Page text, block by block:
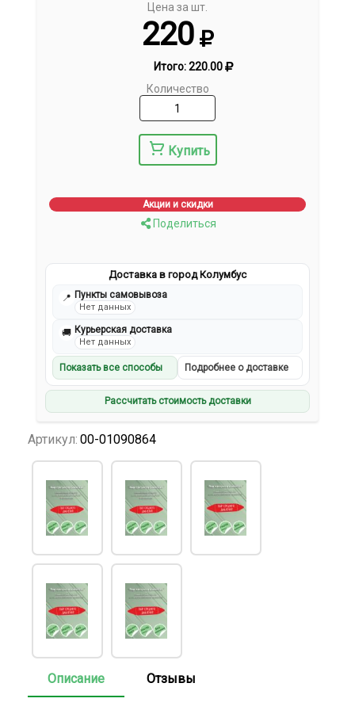
Цена за шт.
220
Итого:220.00
Количество
Купить
Акции и скидки
Поделиться
Доставка в город Колумбус
📍 Пункты самовывоза
Нет данных
🚚 Курьерская доставка
Нет данных
Показать все способы Подробнее о доставке
Рассчитать стоимость доставки
Артикул: 00-01090864
Описание Отзывы